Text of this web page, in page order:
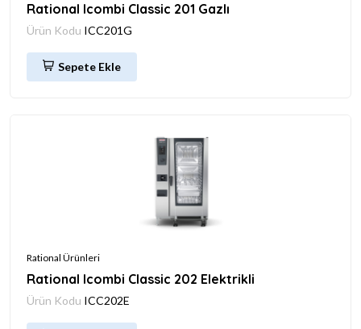
Rational Icombi Classic 201 Gazlı
Ürün Kodu ICC201G
Sepete Ekle
Rational Ürünleri
Rational Icombi Classic 202 Elektrikli
Ürün Kodu ICC202E